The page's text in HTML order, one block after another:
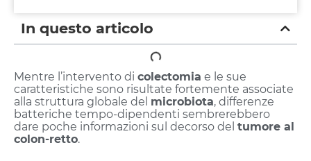
In questo articolo
Mentre l’intervento di colectomia e le sue
caratteristiche sono risultate fortemente associate
alla struttura globale del microbiota, differenze
batteriche tempo-dipendenti sembrerebbero
dare poche informazioni sul decorso del tumore al
colon-retto.